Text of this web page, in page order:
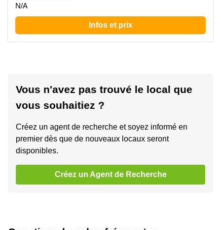
N/A
Infos et prix
Vous n'avez pas trouvé le local que
vous souhaitiez ?
Créez un agent de recherche et soyez informé en
premier dès que de nouveaux locaux seront
disponibles.
Créez un Agent de Recherche